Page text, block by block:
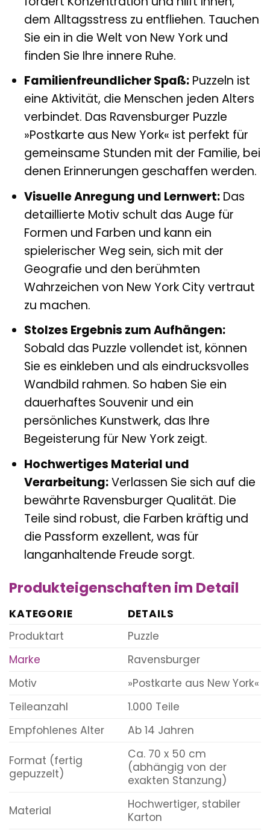
dem Alltagsstress zu entfliehen. Tauchen
Sie ein in die Welt von New York und
finden Sie Ihre innere Ruhe.
Familienfreundlicher Spaß:Puzzeln ist
eine Aktivität, die Menschen jeden Alters
verbindet. Das Ravensburger Puzzle
»Postkarte aus New York« ist perfekt für
gemeinsame Stunden mit der Familie, bei
denen Erinnerungen geschaffen werden.
Visuelle Anregung und Lernwert:Das
detaillierte Motiv schult das Auge für
Formen und Farben und kann ein
spielerischer Weg sein, sich mit der
Geografie und den berühmten
Wahrzeichen von New York City vertraut
zu machen.
Stolzes Ergebnis zum Aufhängen:
Sobald das Puzzle vollendet ist, können
Sie es einkleben und als eindrucksvolles
Wandbild rahmen. So haben Sie ein
dauerhaftes Souvenir und ein
persönliches Kunstwerk, das Ihre
Begeisterung für New York zeigt.
Hochwertiges Material und
Verarbeitung:Verlassen Sie sich auf die
bewährte Ravensburger Qualität. Die
Teile sind robust, die Farben kräftig und
die Passform exzellent, was für
langanhaltende Freude sorgt.
Produkteigenschaften im Detail
KATEGORIE
DETAILS
Produktart
Puzzle
Marke
Ravensburger
Motiv
»Postkarte aus New York«
Teileanzahl
1.000 Teile
Empfohlenes Alter
Ab 14 Jahren
Format (fertig
gepuzzelt)
Ca. 70 x 50 cm
(abhängig von der
exakten Stanzung)
Material
Hochwertiger, stabiler
Karton